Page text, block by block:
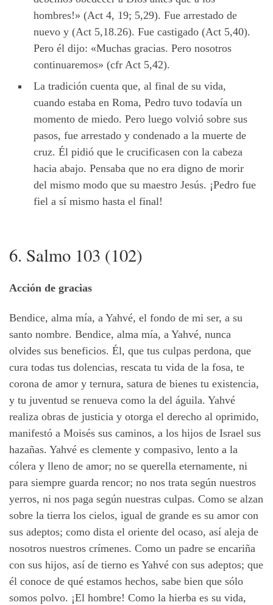
hombres!» (Act 4, 19; 5,29). Fue arrestado de
nuevo y (Act 5,18.26). Fue castigado (Act 5,40).
Pero él dijo: «Muchas gracias. Pero nosotros
continuaremos» (cfr Act 5,42).
La tradición cuenta que, al final de su vida,
cuando estaba en Roma, Pedro tuvo todavía un
momento de miedo. Pero luego volvió sobre sus
pasos, fue arrestado y condenado a la muerte de
cruz. Él pidió que le crucificasen con la cabeza
hacia abajo. Pensaba que no era digno de morir
del mismo modo que su maestro Jesús. ¡Pedro fue
fiel a sí mismo hasta el final!
6. Salmo 103 (102)
Acción de gracias
Bendice, alma mía, a Yahvé, el fondo de mi ser, a su
santo nombre. Bendice, alma mía, a Yahvé, nunca
olvides sus beneficios. Él, que tus culpas perdona, que
cura todas tus dolencias, rescata tu vida de la fosa, te
corona de amor y ternura, satura de bienes tu existencia,
y tu juventud se renueva como la del águila. Yahvé
realiza obras de justicia y otorga el derecho al oprimido,
manifestó a Moisés sus caminos, a los hijos de Israel sus
hazañas. Yahvé es clemente y compasivo, lento a la
cólera y lleno de amor; no se querella eternamente, ni
para siempre guarda rencor; no nos trata según nuestros
yerros, ni nos paga según nuestras culpas. Como se alzan
sobre la tierra los cielos, igual de grande es su amor con
sus adeptos; como dista el oriente del ocaso, así aleja de
nosotros nuestros crímenes. Como un padre se encariña
con sus hijos, así de tierno es Yahvé con sus adeptos; que
él conoce de qué estamos hechos, sabe bien que sólo
somos polvo. ¡El hombre! Como la hierba es su vida,